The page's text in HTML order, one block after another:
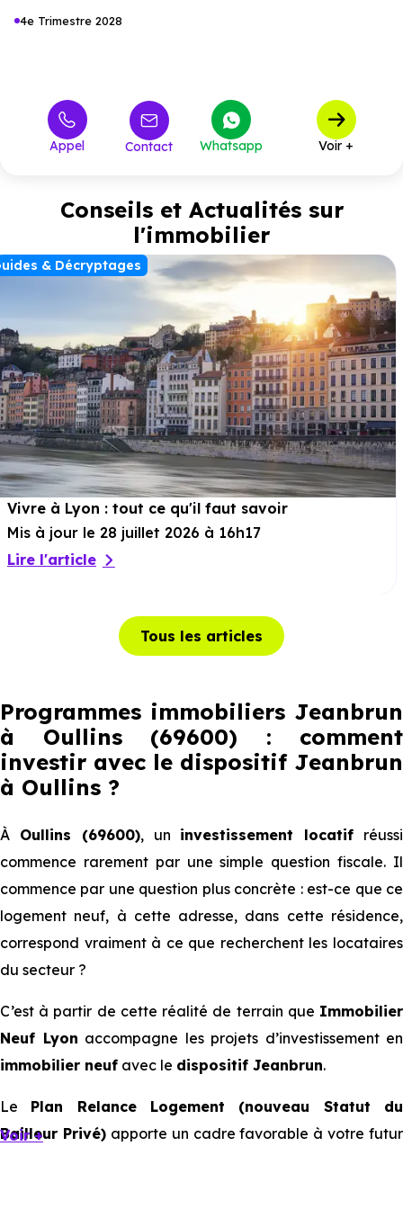
4e Trimestre 2028
Appel Contact Whatsapp Voir +
Conseils et Actualités sur
l'immobilier
& Décryptages
Vivre à Lyon : tout ce qu'il faut savoir
Mis à jour le 28 juillet 2026 à 16h17
Lire l'article
Tous les articles
Programmes immobiliers Jeanbrun
à Oullins (69600) : comment
investir avec le dispositif Jeanbrun
à Oullins ?
À Oullins (69600), un investissement locatif réussi
commence rarement par une simple question fiscale. Il
commence par une question plus concrète : est-ce que ce
logement neuf, à cette adresse, dans cette résidence,
correspond vraiment à ce que recherchent les locataires
du secteur ?
C’est à partir de cette réalité de terrain que Immobilier
Neuf Lyon accompagne les projets d’investissement en
immobilier neuf avec le dispositif Jeanbrun.
Le Plan Relance Logement (nouveau Statut du
Bailleur Privé)apporte un cadre favorable à votre futur
Voir +